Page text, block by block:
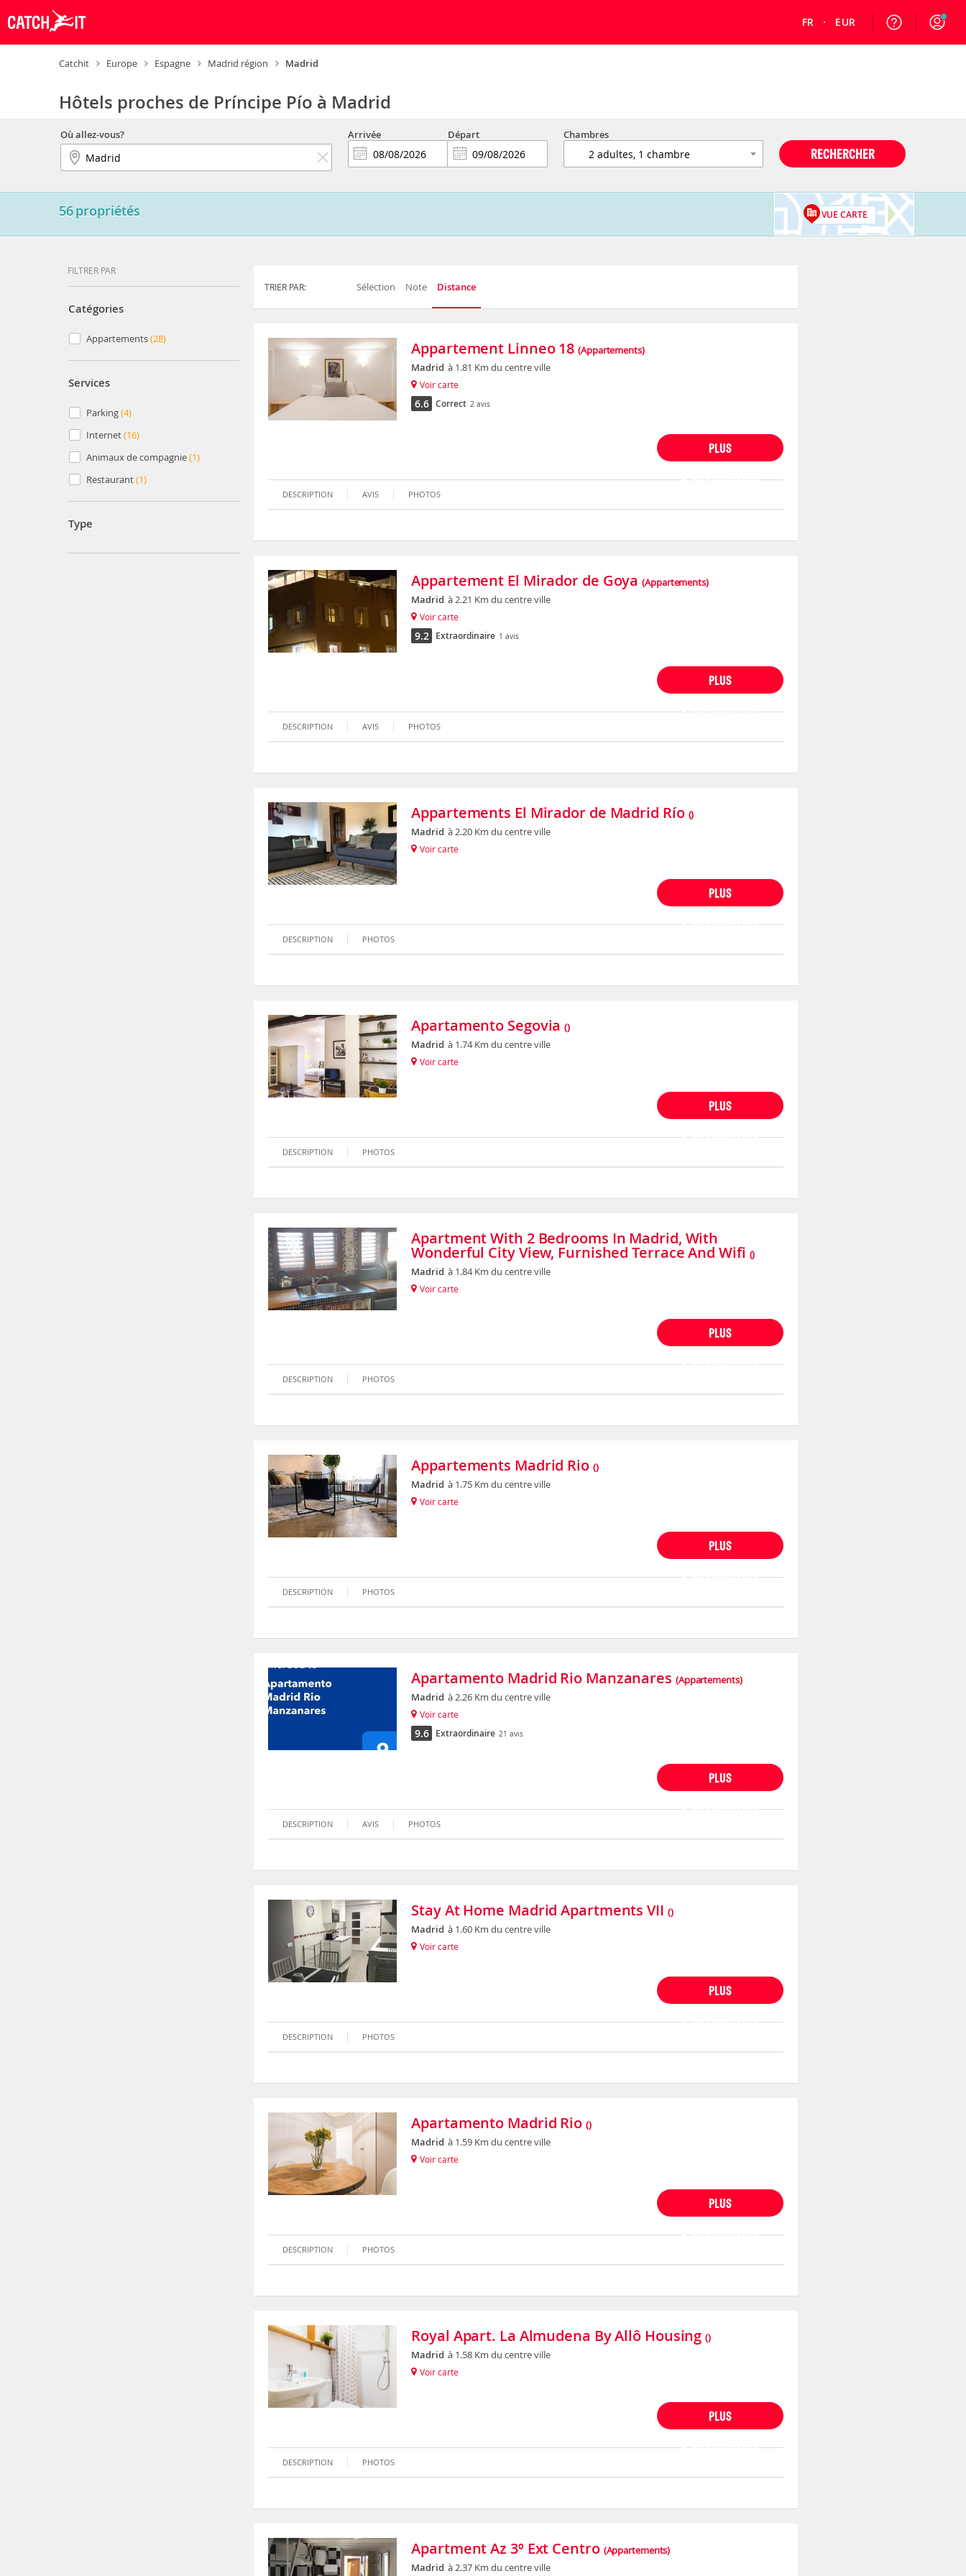
FR EUR
Catchit Europe Espagne Madrid région Madrid
Hôtels proches de Príncipe Pío à Madrid
Où allez-vous? Arrivée Départ Chambres
RECHERCHER
56propriétés VUE CARTE
FILTRER PAR
Catégories
Appartements(28)
Services
Parking(4)
Internet(16)
Animaux de compagnie(1)
Restaurant(1)
Type
TRIER PAR: Sélection Note Distance
Appartement Linneo 18 (Appartements)
Madrid à 1.81 Km du centre ville
Voir carte
6.6 Correct 2 avis
PLUS
DESCRIPTION AVIS PHOTOS
Appartement El Mirador de Goya (Appartements)
Madrid à 2.21 Km du centre ville
Voir carte
9.2 Extraordinaire 1 avis
PLUS
DESCRIPTION AVIS PHOTOS
Appartements El Mirador de Madrid Río ()
Madrid à 2.20 Km du centre ville
Voir carte
PLUS
DESCRIPTION PHOTOS
Apartamento Segovia ()
Madrid à 1.74 Km du centre ville
Voir carte
PLUS
DESCRIPTION PHOTOS
Apartment With 2 Bedrooms In Madrid, With
Wonderful City View, Furnished Terrace And Wifi ()
Madrid à 1.84 Km du centre ville
Voir carte
PLUS
DESCRIPTION PHOTOS
Appartements Madrid Rio ()
Madrid à 1.75 Km du centre ville
Voir carte
PLUS
DESCRIPTION PHOTOS
Apartamento Madrid Rio Manzanares (Appartements)
Madrid à 2.26 Km du centre ville
Voir carte
9.6 Extraordinaire 21 avis
PLUS
DESCRIPTION AVIS PHOTOS
Stay At Home Madrid Apartments VII ()
Madrid à 1.60 Km du centre ville
Voir carte
PLUS
DESCRIPTION PHOTOS
Apartamento Madrid Rio ()
Madrid à 1.59 Km du centre ville
Voir carte
PLUS
DESCRIPTION PHOTOS
Royal Apart. La Almudena By Allô Housing ()
Madrid à 1.58 Km du centre ville
Voir carte
PLUS
DESCRIPTION PHOTOS
Apartment Az 3º Ext Centro (Appartements)
Madrid à 2.37 Km du centre ville